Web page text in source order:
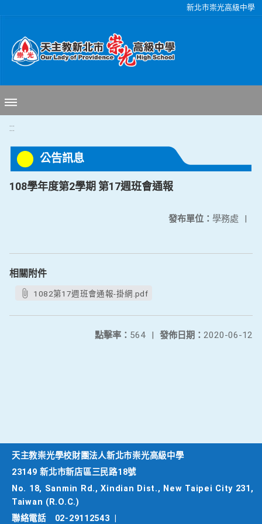
新北市崇光高級中學
:::
公告訊息
108學年度第2學期 第17週班會通報
發布單位： 學務處 |
相關附件
1082第17週班會通報-掛網.pdf
發佈日期： 2020-06-12
點擊率： 564 |
天主教崇光學校財團法人新北市崇光高級中學
23149 新北市新店區三民路18號
No. 18, Sanmin Rd., Xindian Dist., New Taipei City 231,
Taiwan (R.O.C.)
聯絡電話
02-29112543